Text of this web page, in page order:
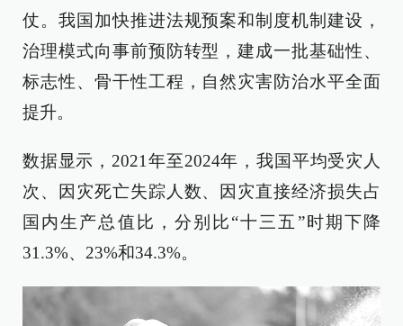
仗。我国加快推进法规预案和制度机制建设，
治理模式向事前预防转型，建成一批基础性、
标志性、骨干性工程，自然灾害防治水平全面
提升。
数据显示，2021年至2024年，我国平均受灾人
次、因灾死亡失踪人数、因灾直接经济损失占
国内生产总值比，分别比“十三五”时期下降
31.3%、23%和34.3%。